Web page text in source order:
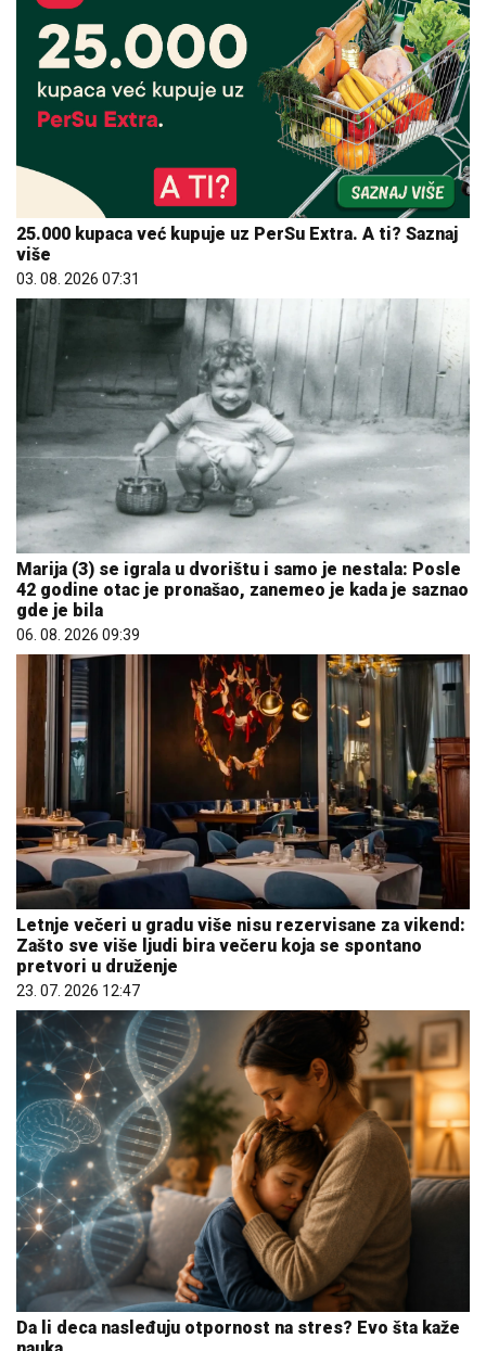
25.000 kupaca već kupuje uz PerSu Extra. A ti? Saznaj
više
03. 08. 2026 07:31
Marija (3) se igrala u dvorištu i samo je nestala: Posle
42 godine otac je pronašao, zanemeo je kada je saznao
gde je bila
06. 08. 2026 09:39
Letnje večeri u gradu više nisu rezervisane za vikend:
Zašto sve više ljudi bira večeru koja se spontano
pretvori u druženje
23. 07. 2026 12:47
Da li deca nasleđuju otpornost na stres? Evo šta kaže